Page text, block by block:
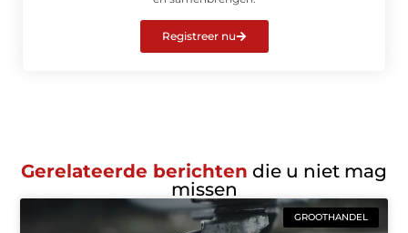
Registreer nu
Gerelateerde berichten die u niet mag
missen
GROOTHANDEL